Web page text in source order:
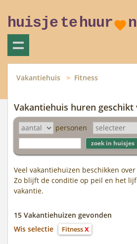
huisje tehuur
Vakantiehuis Fitness
Vakantiehuis huren geschikt
personen
Veel vakantiehuizen beschikken over
Zo blijft de conditie op peil en het
vakantie.
15 Vakantiehuizen gevonden
Wis selectie
FitnessX